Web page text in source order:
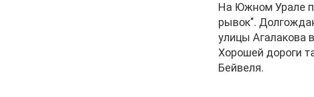
На Южном Урале
рывок".
улицы Агалакова
Хорошей дороги
Бейвеля.